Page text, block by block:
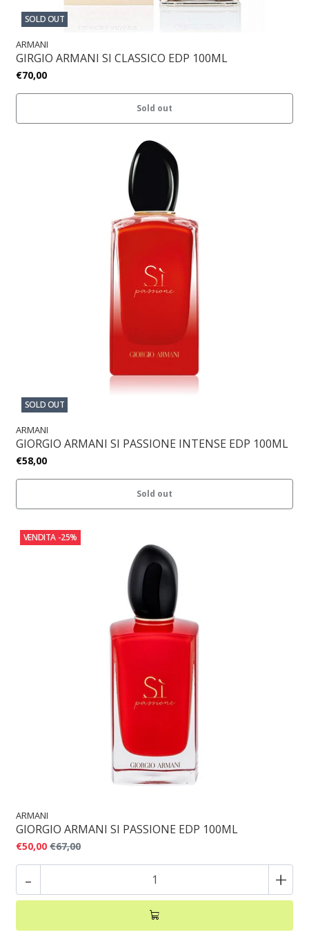
SOLD OUT
ARMANI
GIRGIO ARMANI SI CLASSICO EDP 100ML
€70,00
Sold out
SOLD OUT
ARMANI
GIORGIO ARMANI SI PASSIONE INTENSE EDP 100ML
€58,00
Sold out
VENDITA -25%
ARMANI
GIORGIO ARMANI SI PASSIONE EDP 100ML
€50,00 €67,00
- +